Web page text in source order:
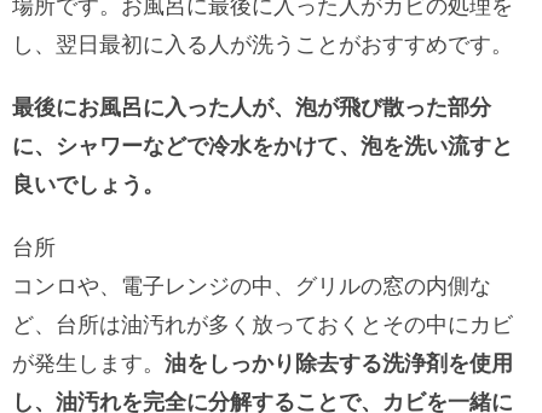
場所です。お風呂に最後に入った人がカビの処理を
し、翌日最初に入る人が洗うことがおすすめです。
最後にお風呂に入った人が、泡が飛び散った部分
に、シャワーなどで冷水をかけて、泡を洗い流すと
良いでしょう。
台所
コンロや、電子レンジの中、グリルの窓の内側な
ど、台所は油汚れが多く放っておくとその中にカビ
が発生します。 油をしっかり除去する洗浄剤を使用
し、油汚れを完全に分解することで、カビを一緒に